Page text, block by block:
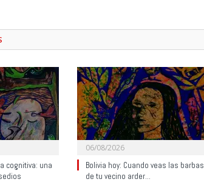
cognitiva: una
06/08/2026
Bolivia hoy: Cuando veas las barbas
de tu vecino arder…